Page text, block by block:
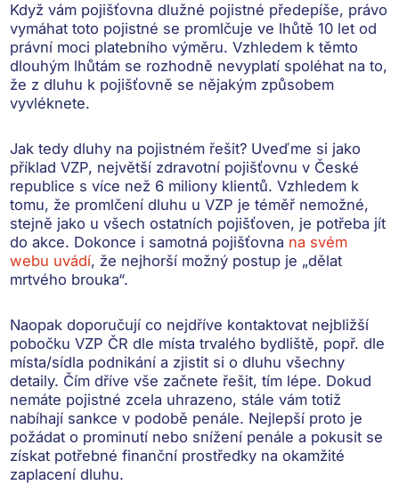
Když vám pojišťovna dlužné pojistné předepíše, právo
vymáhat toto pojistné se promlčujeve lhůtě 10 let od
právní moci platebního výměru. Vzhledem k těmto
dlouhým lhůtám se rozhodně nevyplatí spoléhat na to,
že z dluhu k pojišťovně se nějakým způsobem
vyvléknete.
Jak tedy dluhy na pojistném řešit? Uveďme si jako
příklad VZP, největší zdravotní pojišťovnu v České
republice s více než 6 miliony klientů. Vzhledem k
tomu, že promlčení dluhu u VZP je téměř nemožné,
stejně jako u všech ostatních pojišťoven, je potřeba jít
do akce. Dokonce i samotná pojišťovna na svém
webu uvádí, že nejhorší možný postup je „dělat
mrtvého brouka“.
Naopak doporučujíco nejdříve kontaktovat nejbližší
pobočku VZP ČR dle místa trvalého bydliště, popř. dle
místa/sídla podnikání a zjistit si o dluhu všechny
detaily. Čím dříve vše začnete řešit, tím lépe. Dokud
nemáte pojistné zcela uhrazeno, stále vám totiž
nabíhají sankce v podobě penále. Nejlepší proto je
požádat o prominutí nebo snížení penále a pokusit se
získat potřebné finanční prostředky na okamžité
zaplacení dluhu.